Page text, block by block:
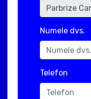
Numele dvs.
Telefon